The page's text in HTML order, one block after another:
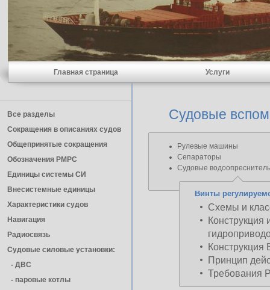
Главная страница Услуги
Все разделы
Сокращения в описаниях судов
Общепринятые сокращения
Обозначения РМРС
Единицы cистемы СИ
Внесистемные единицы
Характеристики судов
Навигация
Радиосвязь
Судовые силовые установки:
- ДВС
- паровые котлы
Судовые
Рулевые машины
Сепараторы
Судовые
Винты
Схемы и
Конструкция
Принцип
Требования